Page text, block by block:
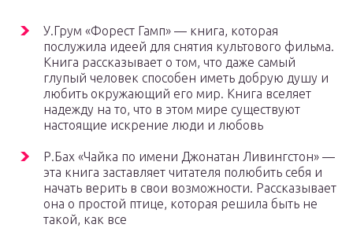
У.Грум «Форест Гамп» — книга, которая
послужила идеей для снятия культового фильма.
Книга рассказывает о том, что даже самый
глупый человек способен иметь добрую душу и
любить окружающий его мир. Книга вселяет
надежду на то, что в этом мире существуют
настоящие искрение люди и любовь
Р.Бах «Чайка по имени Джонатан Ливингстон» —
эта книга заставляет читателя полюбить себя и
начать верить в свои возможности. Рассказывает
она о простой птице, которая решила быть не
такой, как все